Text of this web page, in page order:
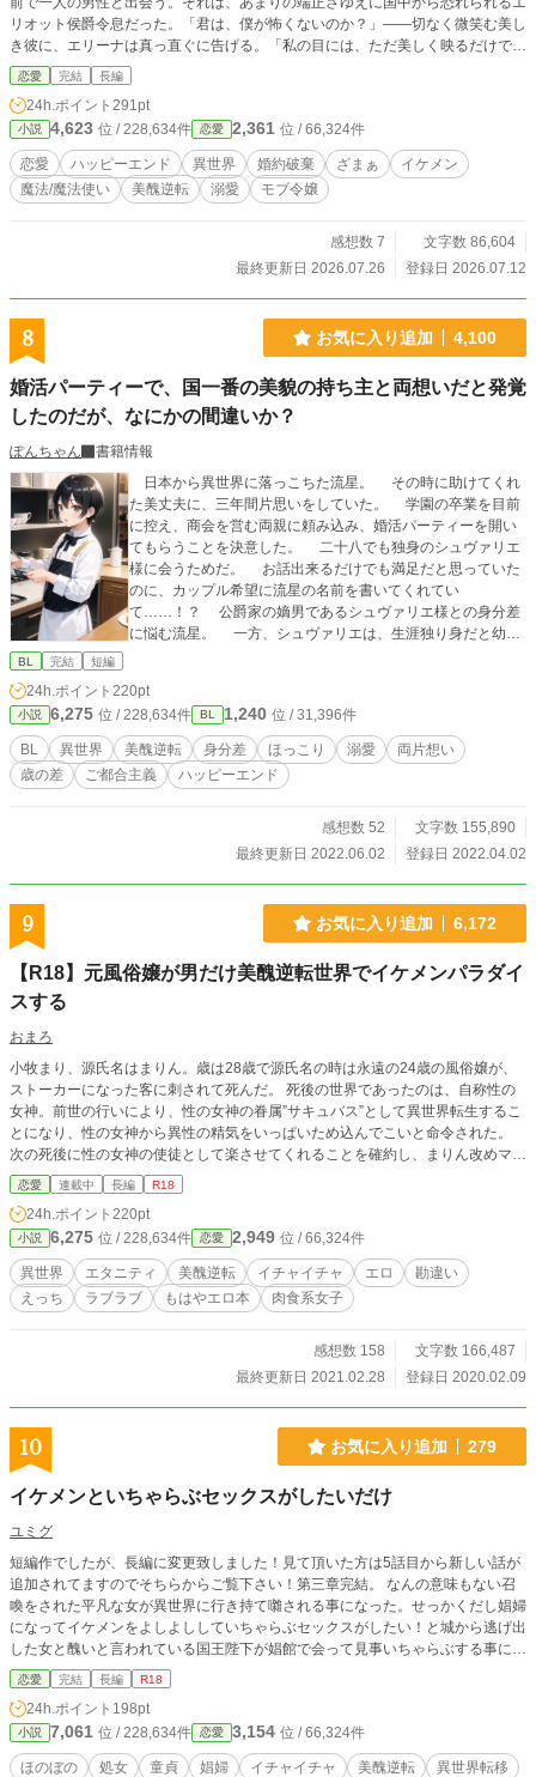
リオット侯爵令息だった。「君は、僕が怖くないのか？」――切なく微笑む美し
き彼に、エリーナは真っ直ぐに告げる。「私の目には、ただ美しく映るだけで
す」。歪んだ世界で紡がれる、優しき二人の逆転シンデレラストーリー。完結確
約 他投稿サイトにも配信中
恋愛 完結 長編
24h.ポイント 291pt
小説 4,623 位 / 228,634件 恋愛 2,361 位 / 66,324件
恋愛 ハッピーエンド 異世界 婚約破棄 ざまぁ
イケメン
魔法/魔法使い
美醜逆転 溺愛 モブ令嬢
感想数 7
文字数 86,604
最終更新日 2026.07.26
登録日 2026.07.12
8 お気に入り追加 4,100
婚活パーティーで、国一番の美貌の持ち主と両想いだと発覚
したのだが、なにかの間違いか？
ぽんちゃん
書籍情報
日本から異世界に落っこちた流星。 その時に助けてくれ
た美丈夫に、三年間片思いをしていた。 学園の卒業を目前
に控え、商会を営む両親に頼み込み、婚活パーティーを開い
てもらうことを決意した。 二十八でも独身のシュヴァリエ
様に会うためだ。 お話出来るだけでも満足だと思っていた
のに、カップル希望に流星の名前を書いてくれてい
て……！？ 公爵家の嫡男であるシュヴァリエ様との身分差
に悩む流星。 一方、シュヴァリエは、生涯独り身だと幼い
爵夫人の座が欲しくて擦り寄って来ていると思っていたが、
会話が噛み合わない。 天然なのだと思っていたが、なにか
がおかしいと気付く。 容姿にコンプレックスを持つ人々
が、異世界人に愛される物語。 女性は三割に満たない世
界。 同性婚が当たり前。 美人な異世界人は妊娠できま
BL 完結 短編
24h.ポイント 220pt
小説 6,275 位 / 228,634件 BL 1,240 位 / 31,396件
BL 異世界 美醜逆転 身分差 ほっこり 溺愛
両片想い
歳の差
ご都合主義 ハッピーエンド
感想数 52
文字数 155,890
最終更新日 2022.06.02
登録日 2022.04.02
9 お気に入り追加 6,172
【R18】元風俗嬢が男だけ美醜逆転世界でイケメンパラダイ
スする
おまろ
小牧まり、源氏名はまりん。歳は28歳で源氏名の時は永遠の24歳の風俗嬢が、
ストーカーになった客に刺されて死んだ。 死後の世界であったのは、自称性の
女神。前世の行いにより、性の女神の眷属”サキュバス”として異世界転生するこ
とになり、性の女神から異性の精気をいっぱいため込んでこいと命令された。
次の死後に性の女神の使徒として楽させてくれることを確約し、まりん改めマリ
リンは決意する。 決意のもとサキュバスとなり転生した先は、なんと男の美醜
が逆転した世界だった！ 男の精力を取るという今世の使命があるマリリン
は、異世界のブス（イケメン）達を天国にイカせる！ 重婚が認められる世界
で、まりんは何人と結婚するのか、はたまた全員セフレで終わらせるのか！夜の
スポ根恋愛物語！ ※本番行為のある話には「*」がついています。 （「*」が
ついていないからR-18展開がないとは言っていない） ※ムーンライトノベルさ
んにも掲載してます。 エロ度：★★★★★
恋愛 連載中 長編 R18
24h.ポイント 220pt
小説 6,275 位 / 228,634件 恋愛 2,949 位 / 66,324件
異世界 エタニティ 美醜逆転 イチャイチャ エロ
勘違い
えっち
ラブラブ もはやエロ本 肉食系女子
感想数 158
文字数 166,487
最終更新日 2021.02.28
登録日 2020.02.09
10 お気に入り追加 279
イケメンといちゃらぶセックスがしたいだけ
ユミグ
短編作でしたが、長編に変更致しました！見て頂いた方は5話目から新しい話が
追加されてますのでそちらからご覧下さい！第三章完結。 なんの意味もない召
喚をされた平凡な女が異世界に行き持て囃される事になった。せっかくだし娼婦
になってイケメンをよしよししていちゃらぶセックスがしたい！と城から逃げ出
した女と醜いと言われている国王陛下が娼館で会って見事いちゃらぶする事に成
功した。そんなオチなしストーリーです。美醜逆転
恋愛 完結 長編 R18
24h.ポイント 198pt
小説 7,061 位 / 228,634件 恋愛 3,154 位 / 66,324件
ほのぼの 処女 童貞 娼婦 イチャイチャ 美醜逆転
異世界転移